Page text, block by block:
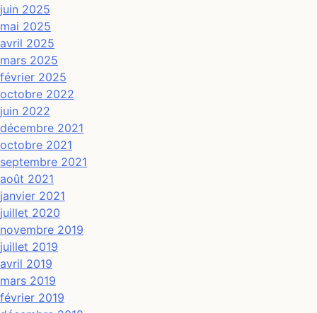
juin 2025
mai 2025
avril 2025
mars 2025
février 2025
octobre 2022
juin 2022
décembre 2021
octobre 2021
septembre 2021
août 2021
janvier 2021
juillet 2020
novembre 2019
juillet 2019
avril 2019
mars 2019
février 2019